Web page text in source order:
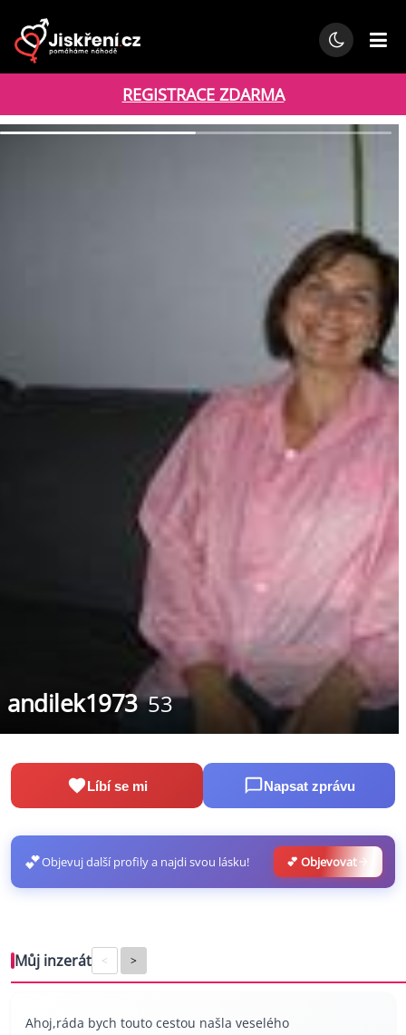
REGISTRACE ZDARMA
andilek1973 53
Líbí se mi Napsat zprávu
💕Objevuj další profily a najdi svou lásku! 💕 Objevovat
Můj inzerát < >
Ahoj,ráda bych touto cestou našla veselého